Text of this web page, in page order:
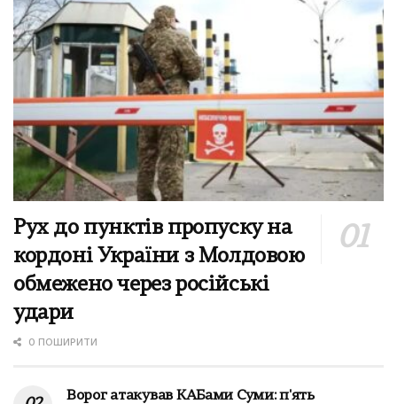
Рух до пунктів пропуску на
кордоні України з Молдовою
обмежено через російські
удари
0 ПОШИРИТИ
Ворог атакував КАБами Суми: п'ять